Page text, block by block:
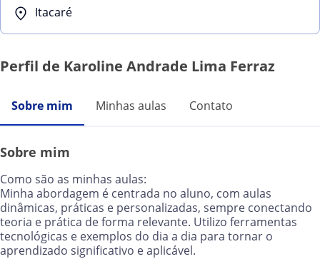
Itacaré
Perfil de Karoline Andrade Lima Ferraz
Sobre mim Minhas aulas Contato
Sobre mim
Como são as minhas aulas:
Minha abordagem é centrada no aluno, com aulas
dinâmicas, práticas e personalizadas, sempre conectando
teoria e prática de forma relevante. Utilizo ferramentas
tecnológicas e exemplos do dia a dia para tornar o
aprendizado significativo e aplicável.